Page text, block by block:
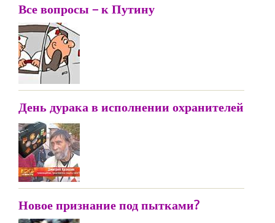
Все вопросы – к Путину
День дурака в исполнении охранителей
Новое признание под пытками?